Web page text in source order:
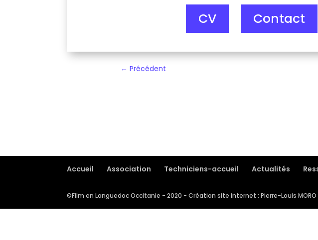
CV Contact
← Précédent
Accueil Association Techniciens-accueil Actualités
©Film en Languedoc Occitanie - 2020 - Création site internet : Pierre-Louis MORO